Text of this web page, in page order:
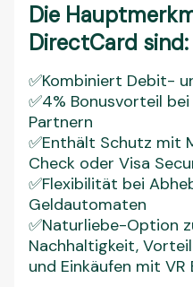
Die
DirectCard sind:
✅Kombiniert Debit-
✅4% Bonusvorteil
Partnern
✅Enthält Schutz mit
Check oder Visa
✅Flexibilität bei
Geldautomaten
✅Naturliebe-Option
Nachhaltigkeit,
und Einkäufen mit